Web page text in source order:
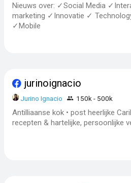
Nieuws over: ✓Social Media
marketing ✓Innovatie ✓
✓Mobile
jurinoignacio
Jurino Ignacio 150k - 500k
Antilliaanse kok • post heerlijke
recepten & hartelijke, persoonlijke